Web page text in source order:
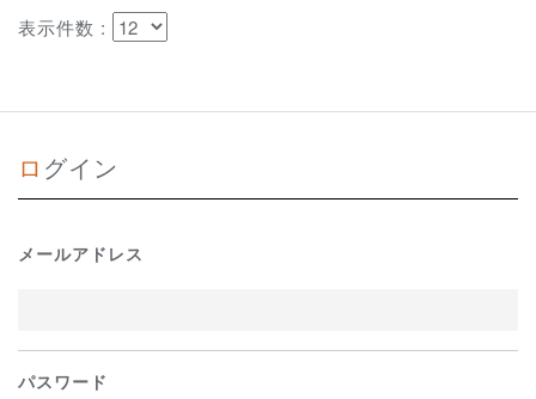
表示件数 :
ログイン
メールアドレス
パスワード